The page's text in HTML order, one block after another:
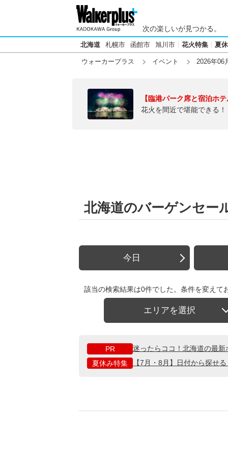
次の楽しいが見つかる。
北海道 札幌市 函館市 旭川市 花火特集 夏
ウォーカープラス イベント 2026年06
【臨港パーク席と宿泊ホ
花火を間近で堪能できる
北海道のバーゲンセー
今日
該当の検索結果は0件でした。条件を変えて
エリアを選択
PR
迷ったらココ！北海道の最
夏休み特集
【7月・8月】日付から探せ